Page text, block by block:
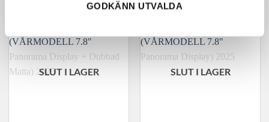
GODKÄNN UTVALDA
SLUT I LAGER SLUT I LAGER